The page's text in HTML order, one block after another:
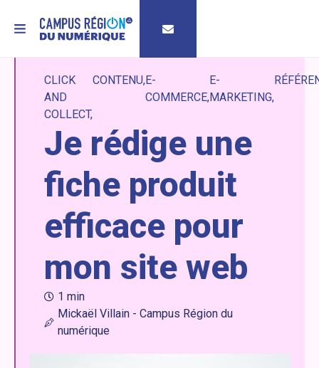
MENU
CLICK
AND
COLLECT
CONTENU E-
COMMERCE
E-
MARKETING
Je rédige une
fiche produit
efficace pour
mon site web
1 min
Mickaël Villain - Campus Région du
numérique